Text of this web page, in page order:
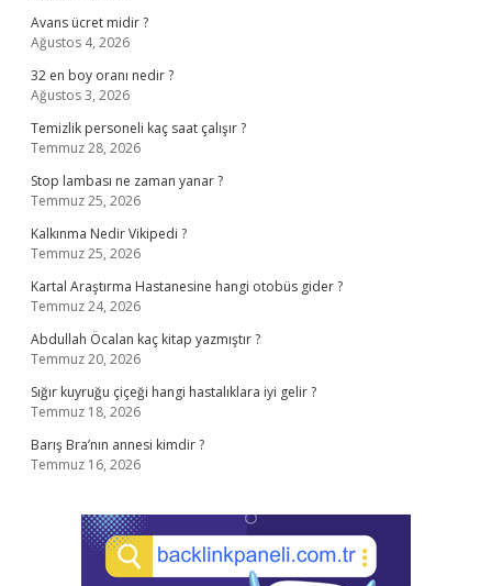
Avans ücret midir ?
Ağustos 4, 2026
32 en boy oranı nedir ?
Ağustos 3, 2026
Temizlik personeli kaç saat çalışır ?
Temmuz 28, 2026
Stop lambası ne zaman yanar ?
Temmuz 25, 2026
Kalkınma Nedir Vikipedi ?
Temmuz 25, 2026
Kartal Araştırma Hastanesine hangi otobüs gider ?
Temmuz 24, 2026
Abdullah Öcalan kaç kitap yazmıştır ?
Temmuz 20, 2026
Sığır kuyruğu çiçeği hangi hastalıklara iyi gelir ?
Temmuz 18, 2026
Barış Bra’nın annesi kimdir ?
Temmuz 16, 2026